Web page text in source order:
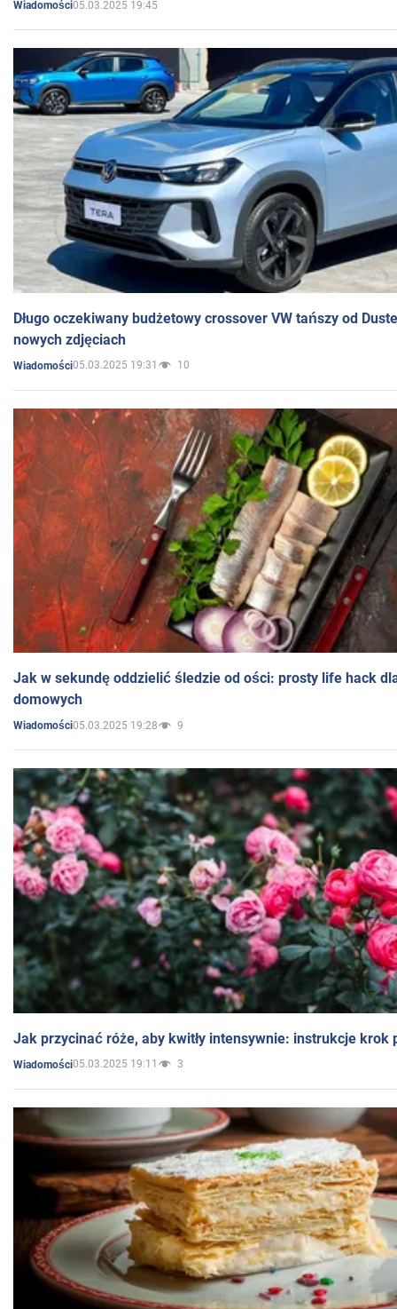
Wiadomości05.03.2025 19:45
Długo oczekiwany budżetowy crossover VW tańszy od
nowych zdjęciach
Wiadomości05.03.2025 19:31 10
Jak w sekundę oddzielić śledzie od ości: prosty life hack
domowych
Wiadomości05.03.2025 19:28 9
Jak przycinać róże, aby kwitły intensywnie: instrukcje krok
Wiadomości05.03.2025 19:11 3